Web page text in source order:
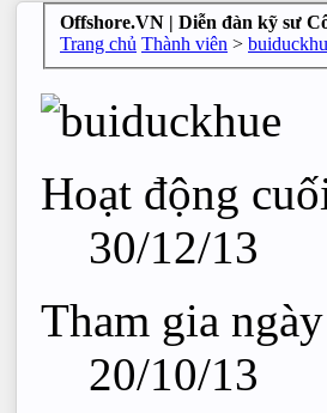
Offshore.VN | Diễn đàn kỹ sư
Trang chủ Thành viên >
Hoạt động
30/12/13
Tham gia
20/10/13